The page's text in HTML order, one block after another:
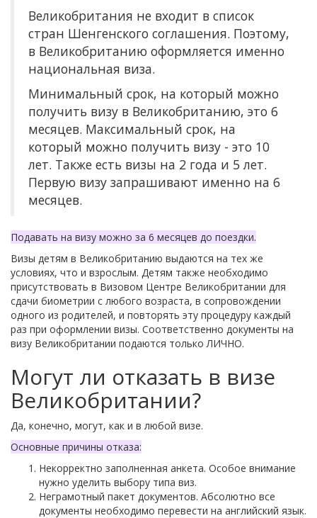
Великобритания не входит в список
стран Шенгенского соглашения. Поэтому,
в Великобританию оформляется именно
национальная виза.
Минимальный срок, на который можно
получить визу в Великобританию, это 6
месяцев. Максимальный срок, на
который можно получить визу - это 10
лет. Также есть визы на 2 года и 5 лет.
Первую визу запрашивают именно на 6
месяцев.
Подавать на визу можно за 6 месяцев до поездки.
Визы детям в Великобританию выдаются на тех же
условиях, что и взрослым. Детям также необходимо
присутствовать в Визовом Центре Великобритании для
сдачи биометрии с любого возраста, в сопровождении
одного из родителей, и повторять эту процедуру каждый
раз при оформлении визы. Соответственно документы на
визу Великобритании подаются только ЛИЧНО.
Могут ли отказать в визе
Великобритании?
Да, конечно, могут, как и в любой визе.
Основные причины отказа:
Некорректно заполненная анкета. Особое внимание
нужно уделить выбору типа виз.
Неграмотный пакет документов. Абсолютно все
документы необходимо перевести на английский язык.